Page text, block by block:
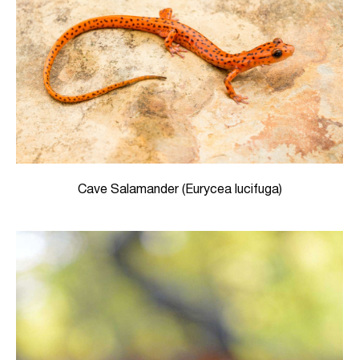
Cave Salamander (Eurycea lucifuga)